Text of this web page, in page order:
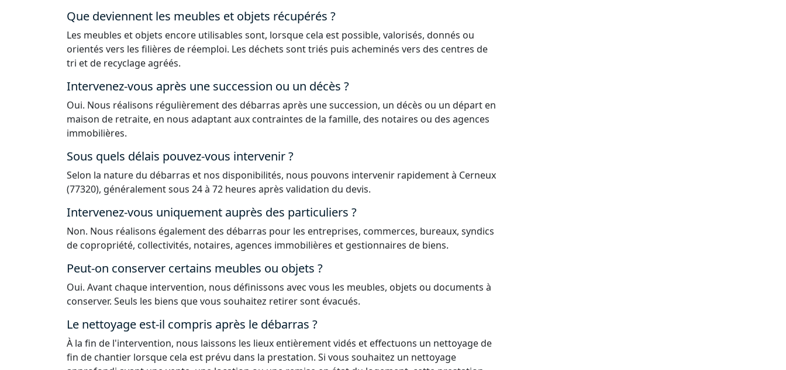
Que deviennent les meubles et objets récupérés ?
Les meubles et objets encore utilisables sont, lorsque cela est possible, valorisés, donnés ou
orientés vers les filières de réemploi. Les déchets sont triés puis acheminés vers des centres de
tri et de recyclage agréés.
Intervenez-vous après une succession ou un décès ?
Oui. Nous réalisons régulièrement des débarras après une succession, un décès ou un départ en
maison de retraite, en nous adaptant aux contraintes de la famille, des notaires ou des agences
immobilières.
Sous quels délais pouvez-vous intervenir ?
Selon la nature du débarras et nos disponibilités, nous pouvons intervenir rapidement à Cerneux
(77320), généralement sous 24 à 72 heures après validation du devis.
Intervenez-vous uniquement auprès des particuliers ?
Non. Nous réalisons également des débarras pour les entreprises, commerces, bureaux, syndics
de copropriété, collectivités, notaires, agences immobilières et gestionnaires de biens.
Peut-on conserver certains meubles ou objets ?
Oui. Avant chaque intervention, nous définissons avec vous les meubles, objets ou documents à
conserver. Seuls les biens que vous souhaitez retirer sont évacués.
Le nettoyage est-il compris après le débarras ?
À la fin de l'intervention, nous laissons les lieux entièrement vidés et effectuons un nettoyage de
fin de chantier lorsque cela est prévu dans la prestation. Si vous souhaitez un nettoyage